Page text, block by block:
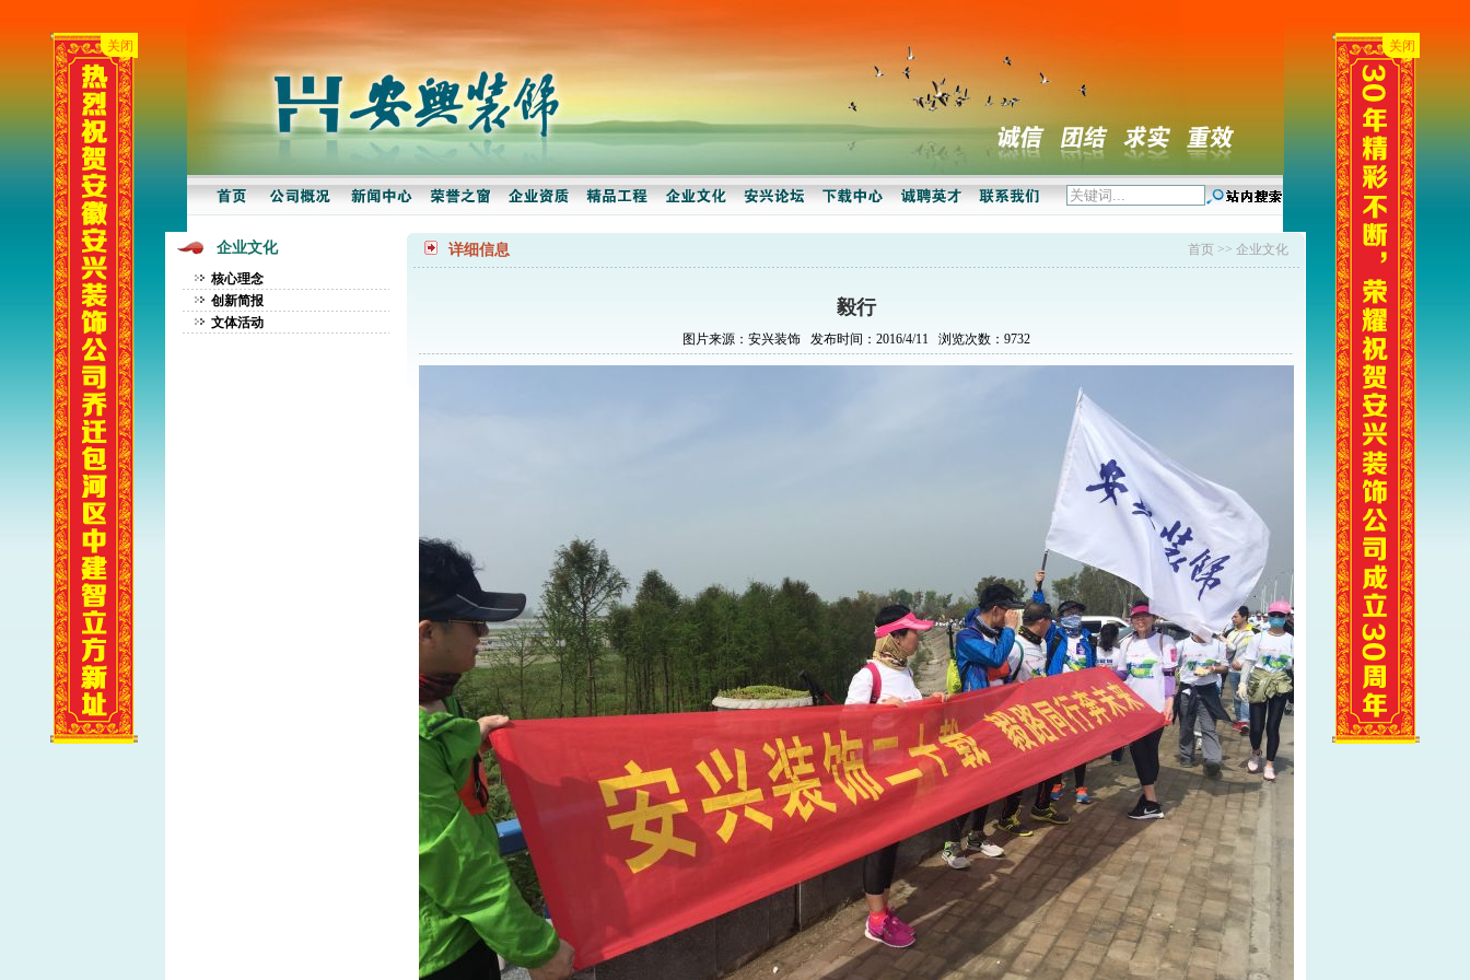
企业文化
核心理念
创新简报
文体活动
详细信息 首页>> 企业文化
毅行
图片来源：安兴装饰 发布时间：2016/4/11 浏览次数：9732
关闭 关闭